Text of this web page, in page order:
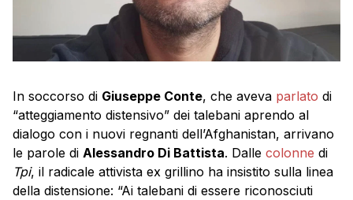
In soccorso di Giuseppe Conte, che aveva parlato di
“atteggiamento distensivo” dei talebani aprendo al
dialogo con i nuovi regnanti dell’Afghanistan, arrivano
le parole di Alessandro Di Battista. Dalle colonne di
Tpi, il radicale attivista ex grillino ha insistito sulla linea
della distensione: “Ai talebani di essere riconosciuti